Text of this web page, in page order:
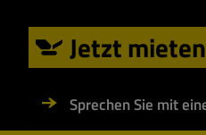
Jetzt mieten
Sprechen Sie mit